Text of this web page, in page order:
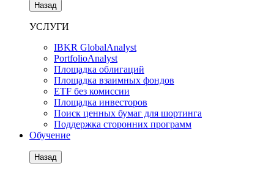
Назад
УСЛУГИ
IBKR GlobalAnalyst
PortfolioAnalyst
Площадка облигаций
Площадка взаимных фондов
ETF без комиссии
Площадка инвесторов
Поиск ценных бумаг для шортинга
Поддержка сторонних программ
Обучение
Назад